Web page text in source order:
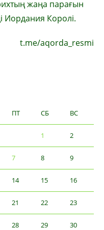
жаңа парағын
Иордания Королі.
t.me/aqorda_resmi
ПТ СБ ВС
1 2
7 8 9
14 15 16
21 22 23
28 29 30